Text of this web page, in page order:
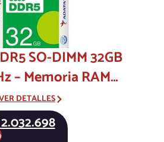
SO-DIMM 32GB
– Memoria RAM
Laptops de Nueva
DETALLES